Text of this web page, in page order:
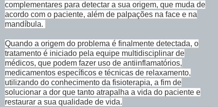
complementares para detectar a sua origem, que muda de
acordo com o paciente, além de palpações na face e na
mandíbula.
Quando a origem do problema é finalmente detectada, o
tratamento é iniciado pela equipe multidisciplinar de
médicos, que podem fazer uso de antiinflamatórios,
medicamentos específicos e técnicas de relaxamento,
utilizando do conhecimento da fisioterapia, a fim de
solucionar a dor que tanto atrapalha a vida do paciente e
restaurar a sua qualidade de vida.